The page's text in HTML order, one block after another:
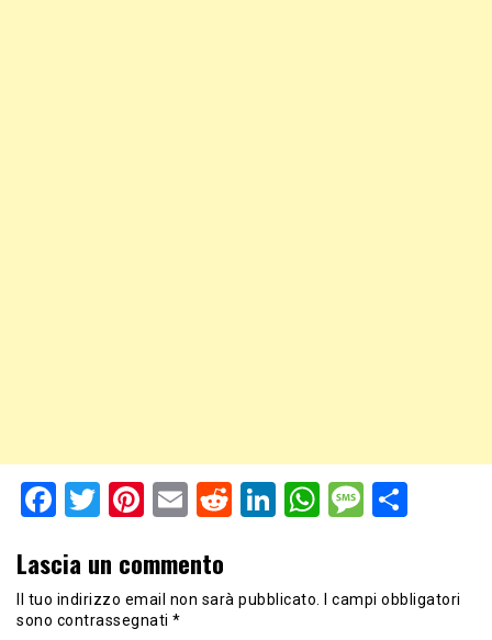
Facebook
Twitter
Pinterest
EmailRedditLinkedIn
WhatsApp
Lascia un commento
Il tuo indirizzo email non sarà pubblicato.
I campi obbligatori
sono contrassegnati *